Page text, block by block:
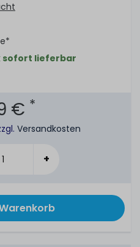
sofort lieferbar
€ *
Versandkosten
+